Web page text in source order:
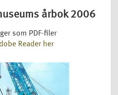
årbok 2006
som PDF-filer
Reader her